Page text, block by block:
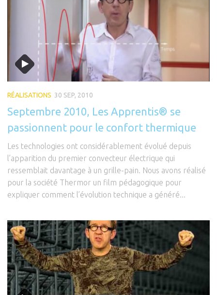
RÉALISATIONS 30 SEP, 2010
Septembre 2010, Les Apprentis® se
passionnent pour le confort thermique
Les technologies ont considérablement évolué depuis
l’apparition du premier convecteur électrique qui
ressemblait davantage à un grille-pain. Nous avons réalisé
pour la société Thermor un film pédagogique pour
expliquer comment l’évolution technique a généré...